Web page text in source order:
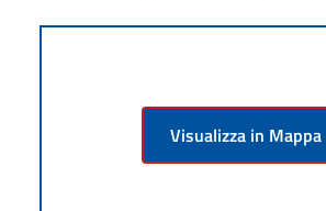
Visualizza in Mappa